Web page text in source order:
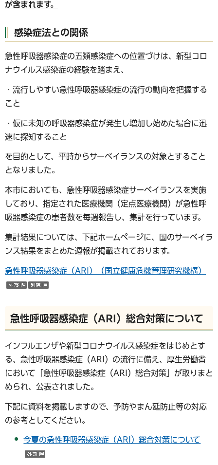
が含まれます。
感染症法との関係
急性呼吸器感染症の五類感染症への位置づけは、新型コロ
ナウイルス感染症の経験を踏まえ、
・流行しやすい急性呼吸器感染症の流行の動向を把握する
こと
・仮に未知の呼吸器感染症が発生し増加し始めた場合に迅
速に探知すること
を目的として、平時からサーベイランスの対象とすること
となりました。
本市においても、急性呼吸器感染症サーベイランスを実施
しており、指定された医療機関（定点医療機関）が急性呼
吸器感染症の患者数を毎週報告し、集計を行っています。
集計結果については、下記ホームページに、国のサーベイラ
ンス結果をまとめた週報が掲載されております。
急性呼吸器感染症（ARI）（国立健康危機管理研究機構）
（外部サイトへリンク）
急性呼吸器感染症（ARI）総合対策について
インフルエンザや新型コロナウイルス感染症をはじめとす
る、急性呼吸器感染症（ARI）の流行に備え、厚生労働省
において「急性呼吸器感染症（ARI）総合対策」が取りまと
められ、公表されました。
下記に資料を掲載しますので、予防やまん延防止等の対応
の参考としてください。
今夏の急性呼吸器感染症（ARI）総合対策について